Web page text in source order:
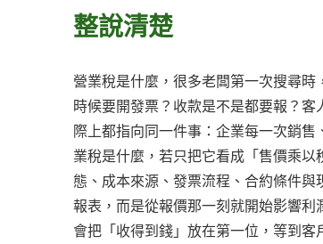
整說清楚
營業稅是什麼，很多老闆第一次搜尋
時候要開發票？收款是不是都要報？
際上都指向同一件事：企業每一次銷
業稅是什麼，若只把它看成「售價乘
態、成本來源、發票流程、合約條件
報表，而是從報價那一刻就開始影響
會把「收得到錢」放在第一位，等到